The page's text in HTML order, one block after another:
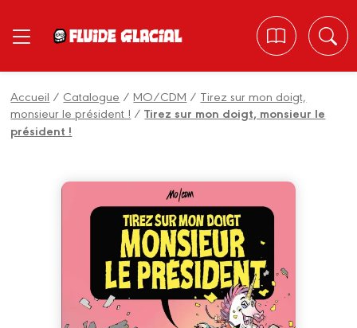
Accueil / Catalogue /MO/CDM / Tirez sur mon doigt,
monsieur le président ! /Tirez sur mon doigt, monsieur le
président !